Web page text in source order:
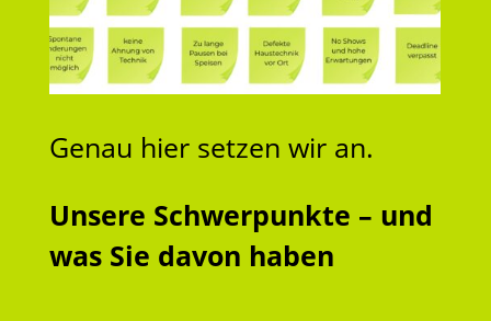
Genau hier setzen wir an.
Unsere Schwerpunkte – und
was Sie davon haben